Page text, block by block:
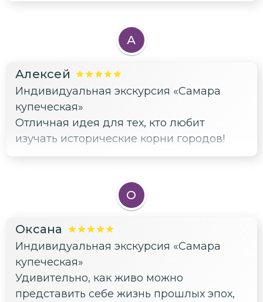
А
Алексей
Индивидуальная экскурсия «Самара
купеческая»
Отличная идея для тех, кто любит
изучать исторические корни городов!
О
Оксана
Индивидуальная экскурсия «Самара
купеческая»
Удивительно, как живо можно
представить себе жизнь прошлых эпох,